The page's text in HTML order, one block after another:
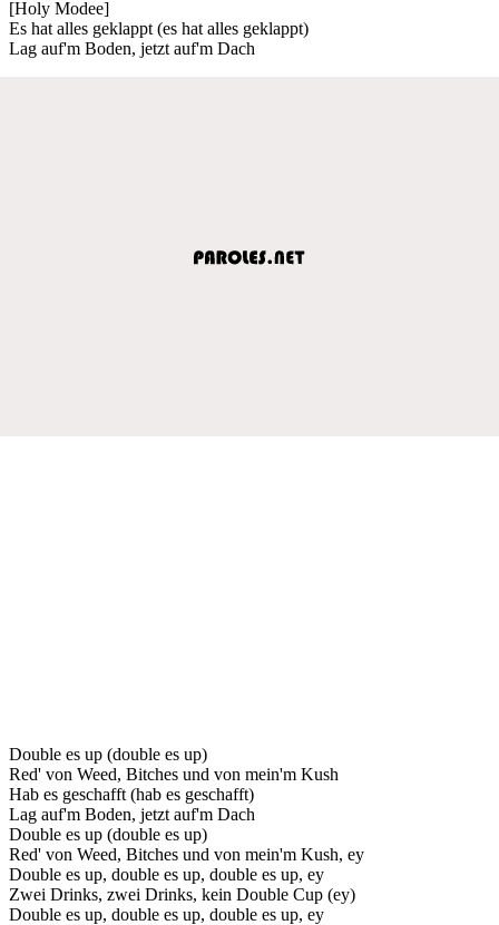
[Holy Modee]
Es hat alles geklappt (es hat alles geklappt)
Lag auf'm Boden, jetzt auf'm Dach
Double es up (double es up)
Red' von Weed, Bitches und von mein'm Kush
Hab es geschafft (hab es geschafft)
Lag auf'm Boden, jetzt auf'm Dach
Double es up (double es up)
Red' von Weed, Bitches und von mein'm Kush, ey
Double es up, double es up, double es up, ey
Zwei Drinks, zwei Drinks, kein Double Cup (ey)
Double es up, double es up, double es up, ey